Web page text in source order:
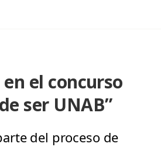
el concurso
ser UNAB”
del proceso de